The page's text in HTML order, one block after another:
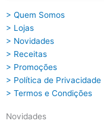
> Quem Somos
> Lojas
> Novidades
> Receitas
> Promoções
> Política de Privacidade
> Termos e Condições
Novidades